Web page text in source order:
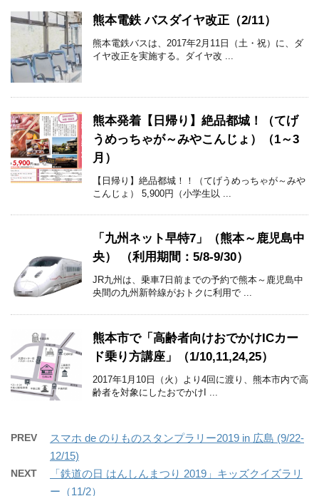
熊本電鉄 バスダイヤ改正（2/11）
熊本電鉄バスは、2017年2月11日（土・祝）に、ダ
イヤ改正を実施する。ダイヤ改 ...
熊本発着【日帰り】絶品都城！（てげ
うめっちゃが～みやこんじょ）（1～3
月）
【日帰り】絶品都城！！（てげうめっちゃが～みや
こんじょ） 5,900円（小学生以 ...
「九州ネット早特7」（熊本～鹿児島中
央） （利用期間：5/8-9/30）
JR九州は、乗車7日前までの予約で熊本～鹿児島中
央間の九州新幹線がおトクに利用で ...
熊本市で「高齢者向けおでかけICカー
ド乗り方講座」（1/10,11,24,25）
2017年1月10日（火）より4回に渡り、熊本市内で高
齢者を対象にしたおでかけI ...
PREV
スマホ de のりものスタンプラリー2019 in 広島 (9/22-
12/15)
NEXT
「鉄道の日 はんしんまつり 2019」キッズクイズラリ
ー（11/2）